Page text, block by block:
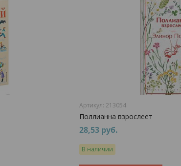
213054
Поллианна взрослеет
28,53 руб.
В наличии